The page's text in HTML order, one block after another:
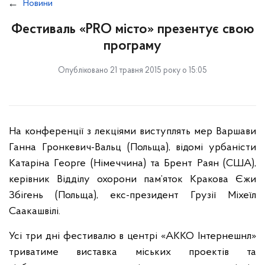
Новини
Фестиваль «PRO місто» презентує свою
програму
Опубліковано 21 травня 2015 року о 15:05
На конференції з лекціями виступлять мер Варшави
Ганна Гронкевич-Вальц (Польща), відомі урбаністи
Катаріна Георге (Німеччина) та Брент Раян (США),
керівник Відділу охорони пам’яток Кракова Єжи
Збігень (Польща), екс-президент Грузії Міхеїл
Саакашвілі.
Усі три дні фестивалю в центрі «АККО Інтернешнл»
триватиме виставка міських проектів та